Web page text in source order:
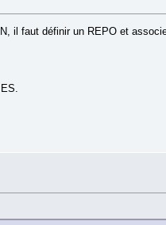
il faut définir un REPO et